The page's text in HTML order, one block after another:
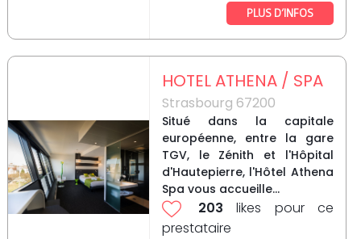
PLUS D’INFOS
HOTEL ATHENA / SPA
Strasbourg 67200
Situé dans la capitale
européenne, entre la gare
TGV, le Zénith et l'Hôpital
d'Hautepierre, l'Hôtel Athena
Spa vous accueille...
203 likes pour ce
prestataire